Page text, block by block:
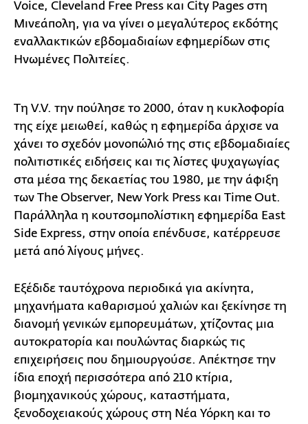
Voice, Cleveland Free Press και City Pages στη
Μινεάπολη, για να γίνει ο μεγαλύτερος εκδότης
εναλλακτικών εβδομαδιαίων εφημερίδων στις
Ηνωμένες Πολιτείες.
Τη V.V. την πούλησε το 2000, όταν η κυκλοφορία
της είχε μειωθεί, καθώς η εφημερίδα άρχισε να
χάνει το σχεδόν μονοπώλιό της στις εβδομαδιαίες
πολιτιστικές ειδήσεις και τις λίστες ψυχαγωγίας
στα μέσα της δεκαετίας του 1980, με την άφιξη
των The Observer, New York Press και Time Out.
Παράλληλα η κουτσομπολίστικη εφημερίδα East
Side Express, στην οποία επένδυσε, κατέρρευσε
μετά από λίγους μήνες.
Εξέδιδε ταυτόχρονα περιοδικά για ακίνητα,
μηχανήματα καθαρισμού χαλιών και ξεκίνησε τη
διανομή γενικών εμπορευμάτων, χτίζοντας μια
αυτοκρατορία και πουλώντας διαρκώς τις
επιχειρήσεις που δημιουργούσε. Απέκτησε την
ίδια εποχή περισσότερα από 210 κτίρια,
βιομηχανικούς χώρους, καταστήματα,
ξενοδοχειακούς χώρους στη Νέα Υόρκη και το